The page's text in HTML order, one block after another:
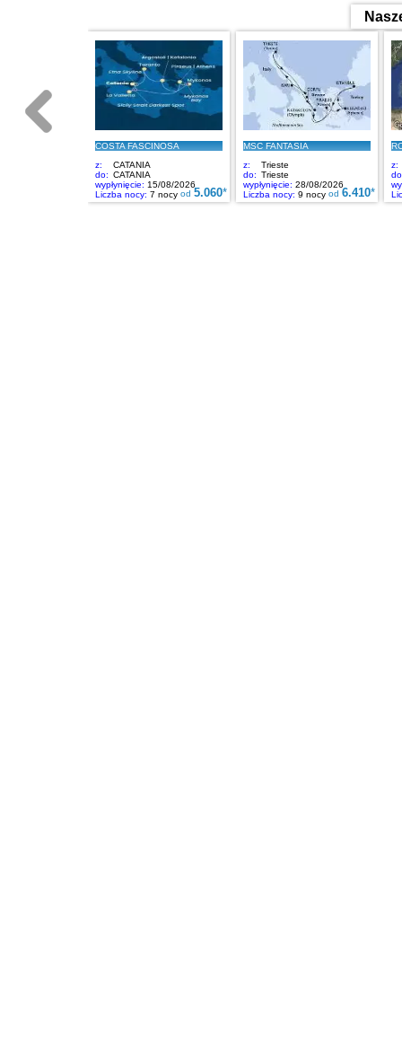
od 5.060*
COSTA FASCINOSA
z:
CATANIA
do: CATANIA
wypłynięcie: 15/08/2026
Liczba nocy: 7 nocy od 6.410*
MSC FANTASIA
z:
Trieste
do: Trieste
wypłynięcie: 28/08/2026
Liczba nocy: 9 nocy
z: